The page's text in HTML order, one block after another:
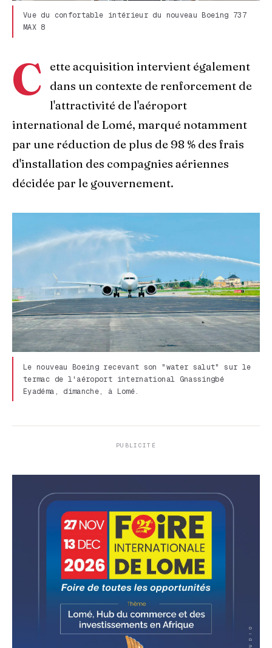
Vue du confortable intérieur du nouveau Boeing 737
MAX 8
C
ette acquisition intervient également
dans un contexte de renforcement de
l'attractivité de l'aéroport
international de Lomé, marqué notamment
par une réduction de plus de 98 % des frais
d'installation des compagnies aériennes
décidée par le gouvernement.
Le nouveau Boeing recevant son "water salut" sur le
termac de l'aéroport international Gnassingbé
Eyadéma, dimanche, à Lomé.
PUBLICITÉ